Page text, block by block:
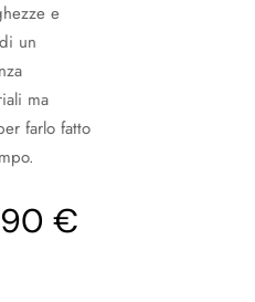
e
un
ma
farlo fatto
€